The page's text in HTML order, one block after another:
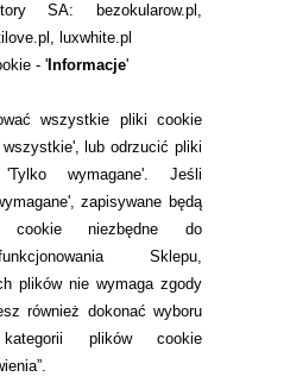
SA: bezokularow.pl,
luxwhite.pl
- 'Informacje'
wszystkie pliki cookie
lub odrzucić pliki
wymagane'. Jeśli
zapisywane będą
cookie niezbędne do
Sklepu,
plików nie wymaga zgody
również dokonać wyboru
kategorii plików cookie
NA CIASTECZKA